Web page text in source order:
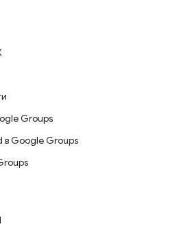
Groups
в Google Groups